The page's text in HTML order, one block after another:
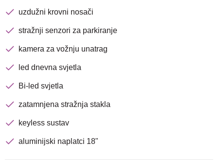
uzdužni krovni nosači
stražnji senzori za parkiranje
kamera za vožnju unatrag
led dnevna svjetla
Bi-led svjetla
zatamnjena stražnja stakla
keyless sustav
aluminijski naplatci 18"